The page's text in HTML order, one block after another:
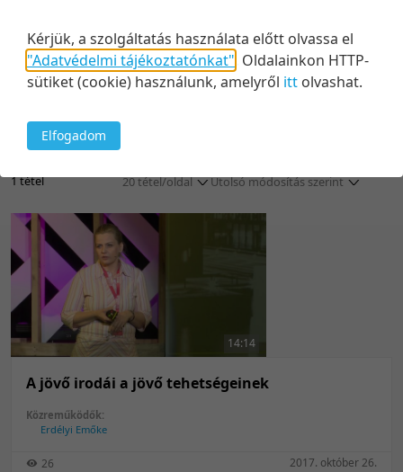
Keresés
Utolsó módosítás szerint
Relevancia szerint
Utolsó módosítás szerint
Utolsó módosítás szerint
1 tétel
20 tétel/oldal
5 tétel/oldal
10 tétel/oldal
20 tétel/oldal
50 tétel/oldal
100 tétel/oldal
14:14
A jövő irodái a jövő tehetségeinek
Közreműködők:
Erdélyi Emőke
26 2017. október 26.
Kérjük, a szolgáltatás használata előtt olvassa el
"Adatvédelmi tájékoztatónkat" Oldalainkon HTTP-
sütiket (cookie) használunk, amelyről itt olvashat.
Elfogadom